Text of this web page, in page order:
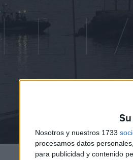
Nosotros y nuestros 1733
procesamos datos
para publicidad y contenido